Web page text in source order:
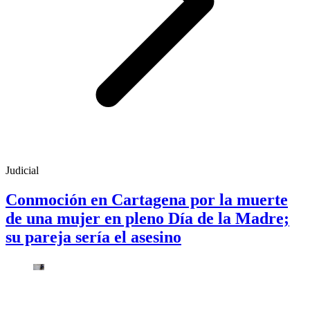
Judicial
Conmoción en Cartagena por la muerte
de una mujer en pleno Día de la Madre;
su pareja sería el asesino